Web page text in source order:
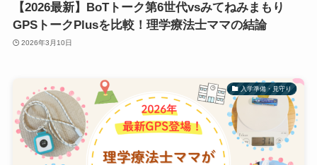
【2026最新】BoTトーク第6世代vsみてねみまもり
GPSトークPlusを比較！理学療法士ママの結論
2026年3月10日
入学準備・見守り